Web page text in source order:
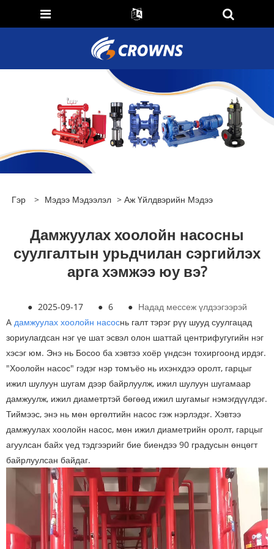
Гэр > Мэдээ Мэдээлэл > Аж Үйлдвэрийн Мэдээ
Дамжуулах хоолойн насосны
суулгалтын урьдчилан сэргийлэх
арга хэмжээ юу вэ?
● 2025-09-17 ● 6 ● Надад мессеж үлдээгээрэй
A дамжуулах хоолойн насоснь галт тэрэг рүү шууд суулгацад
зориулагдсан нэг үе шат эсвэл олон шаттай центрифугугийн нэг
хэсэг юм. Энэ нь Босоо ба хэвтээ хоёр үндсэн тохиргоонд ирдэг.
"Хоолойн насос" гэдэг нэр томъёо нь ихэнхдээ оролт, гарцыг
ижил шулуун шугам дээр байрлуулж, ижил шулуун шугамаар
дамжуулж, ижил диаметртэй бөгөөд ижил шугамыг нэмэгдүүлдэг.
Тиймээс, энэ нь мөн өргөлтийн насос гэж нэрлэдэг. Хэвтээ
дамжуулах хоолойн насос, мөн ижил диаметрийн оролт, гарцыг
агуулсан байх үед тэдгээрийг бие биендээ 90 градусын өнцөгт
байрлуулсан байдаг.